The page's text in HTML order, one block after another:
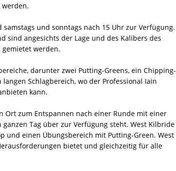
werden.
und sonntags nach 15 Uhr zur Verfügung.
sind angesichts der Lage und des Kalibers des
gemietet werden.
darunter zwei Putting-Greens, ein Chipping-
Schlagbereich, wo der Professional Iain
kann.
Ort zum Entspannen nach einer Runde mit einer
Tag über zur Verfügung steht. West Kilbride
und einen Übungsbereich mit Putting-Green. West
bietet und gleichzeitig für alle